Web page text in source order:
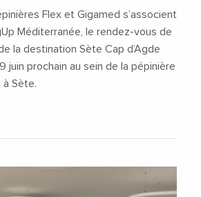
Flex et Gigamed s’associent
Méditerranée, le rendez-vous de
la destination Sète Cap d’Agde
juin prochain au sein de la pépinière
à Sète.